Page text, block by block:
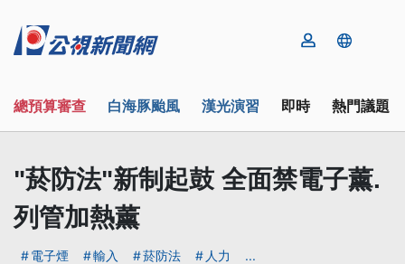
總預算審查 白海豚颱風 漢光演習 即時 熱門議題
"菸防法"新制起鼓 全面禁電子薰.
列管加熱薰
電子煙 輸入 菸防法 人力 ...